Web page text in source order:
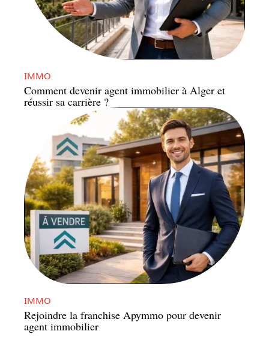
IMMO
Comment devenir agent immobilier à Alger et
réussir sa carrière ?
IMMO
Rejoindre la franchise Apymmo pour devenir
agent immobilier